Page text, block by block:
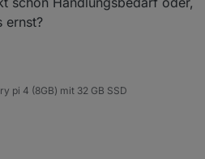
ernst?
pi 4 (8GB) mit 32 GB SSD